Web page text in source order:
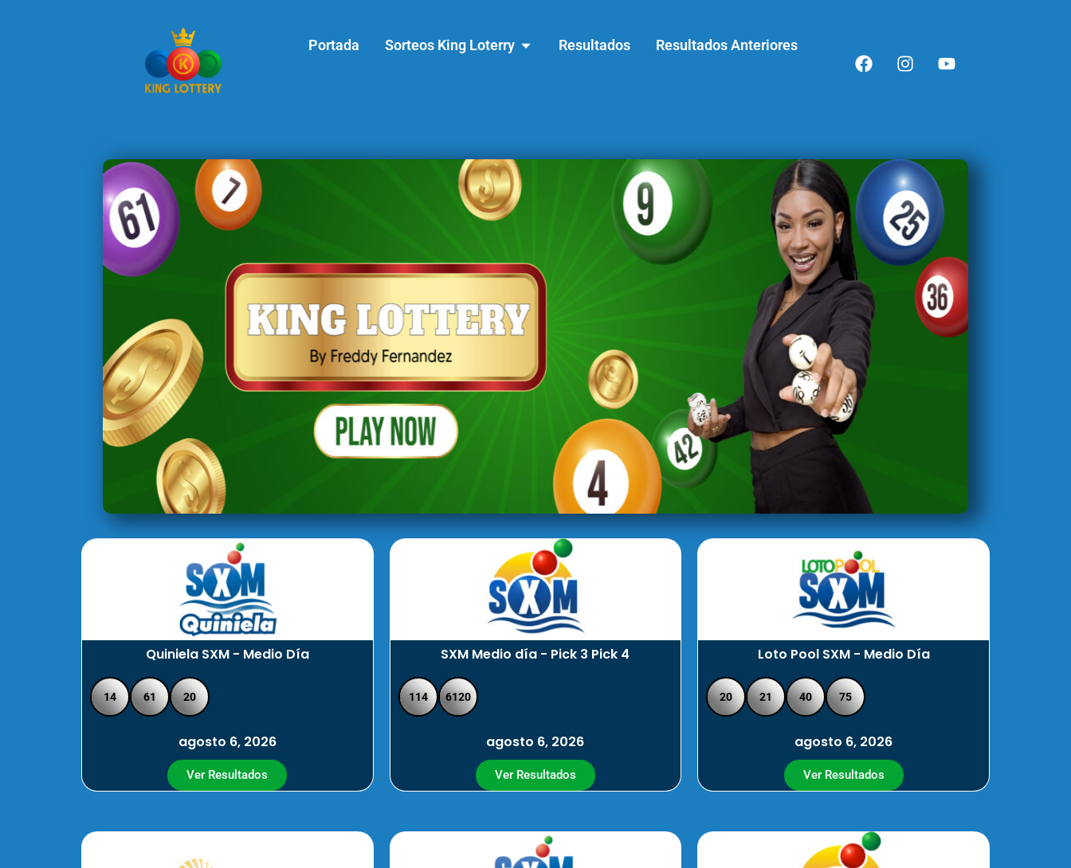
Portada Sorteos King Loterry Resultados Resultados Anteriores
Quiniela SXM - Medio Día SXM Medio día - Pick 3 Pick 4 Loto Pool SXM - Medio Día
14 61 20
agosto 6, 2026
114 6120
agosto 6, 2026
20 21 40 75
agosto 6, 2026
Ver Resultados Ver Resultados Ver Resultados